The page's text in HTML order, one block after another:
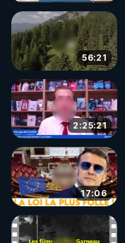
56:21
2:25:21
17:06